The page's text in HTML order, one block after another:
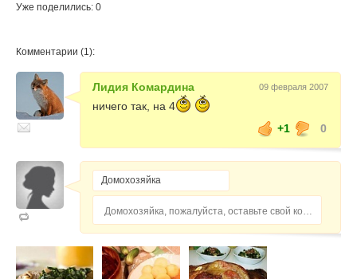
Уже поделились: 0
Комментарии (1):
Лидия Комардина 09 февраля 2007
ничего так, на 4
+1
0